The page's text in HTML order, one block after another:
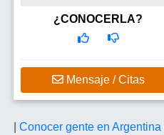
nuevos....
BuscoAmigos, un grupo de amigos
¿CONOCERLA?
Mensaje / Citas
Conocer gente en Argentina